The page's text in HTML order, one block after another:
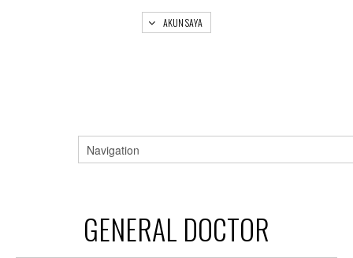
AKUN SAYA
GENERAL DOCTOR